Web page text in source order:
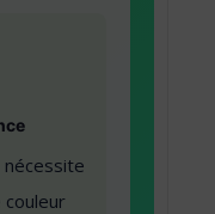
nécessite
couleur